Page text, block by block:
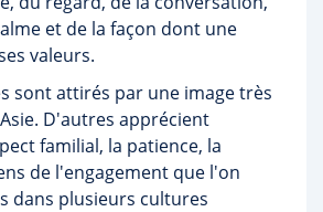
et de la façon dont une
valeurs.
sont attirés par une image très
D'autres apprécient
familial, la patience, la
de l'engagement que l'on
dans plusieurs cultures